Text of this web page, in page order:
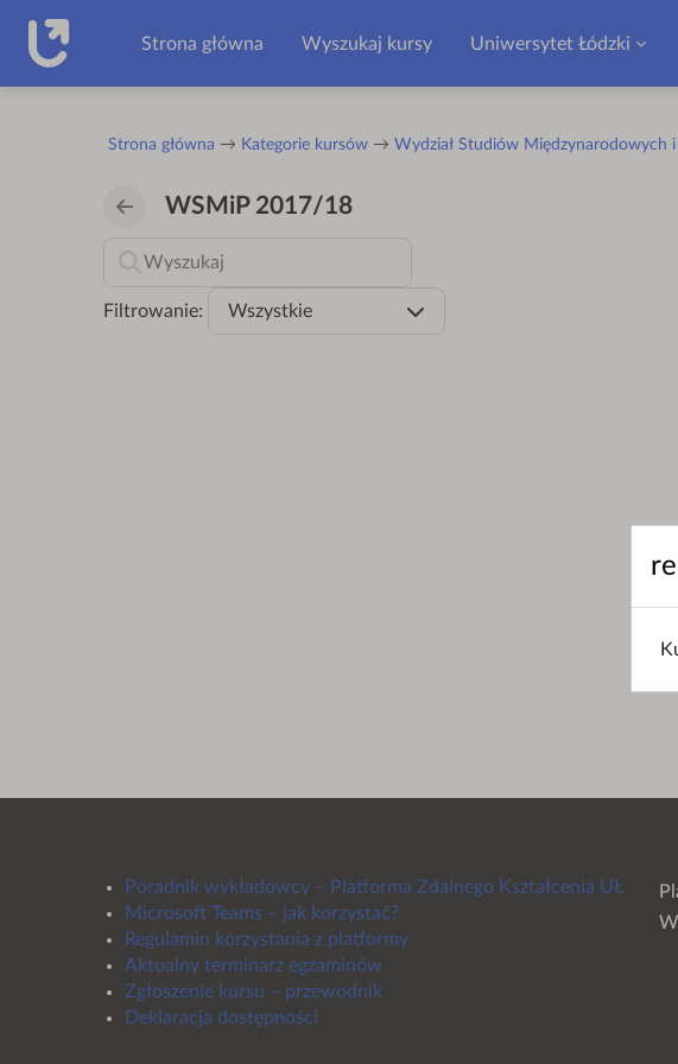
Strona główna
Wyszukaj kursy Uniwersytet Łódzki
Strona główna Kategorie kursów Wydział Studiów Międzynarodowych
WSMiP 2017/18
Filtrowanie: Wszystkie
Poradnik wykładowcy – Platforma Zdalnego Kształcenia UŁ
Microsoft Teams – jak korzystać?
Regulamin korzystania z platformy
Aktualny terminarz egzaminów
Zgłoszenie kursu – przewodnik
Deklaracja dostępności